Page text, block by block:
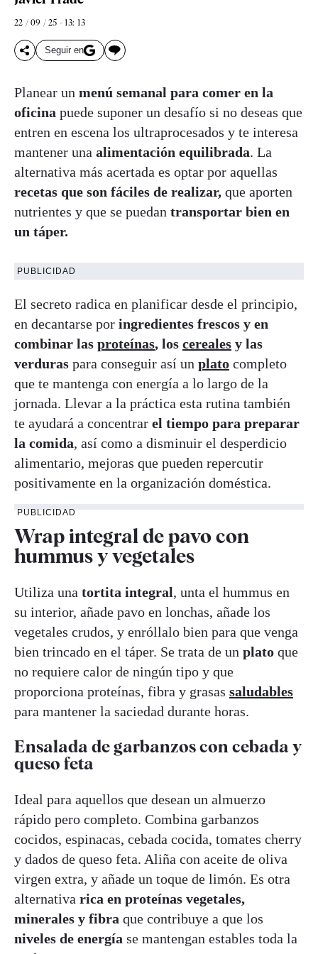
22 / 09 / 25 - 13: 13
Seguir en
Planear un menú semanal para comer en la
oficina puede suponer un desafío si no deseas que
entren en escena los ultraprocesados y te interesa
mantener una alimentación equilibrada. La
alternativa más acertada es optar por aquellas
recetas que son fáciles de realizar, que aporten
nutrientes y que se puedan transportar bien en
un táper.
PUBLICIDAD
El secreto radica en planificar desde el principio,
en decantarse por ingredientes frescos y en
combinar las proteínas, los cereales y las
verduras para conseguir así un plato completo
que te mantenga con energía a lo largo de la
jornada. Llevar a la práctica esta rutina también
te ayudará a concentrar el tiempo para preparar
la comida, así como a disminuir el desperdicio
alimentario, mejoras que pueden repercutir
positivamente en la organización doméstica.
PUBLICIDAD
Wrap integral de pavo con
hummus y vegetales
Utiliza una tortita integral, unta el hummus en
su interior, añade pavo en lonchas, añade los
vegetales crudos, y enróllalo bien para que venga
bien trincado en el táper. Se trata de un plato que
no requiere calor de ningún tipo y que
proporciona proteínas, fibra y grasas saludables
para mantener la saciedad durante horas.
Ensalada de garbanzos con cebada y
queso feta
Ideal para aquellos que desean un almuerzo
rápido pero completo. Combina garbanzos
cocidos, espinacas, cebada cocida, tomates cherry
y dados de queso feta. Aliña con aceite de oliva
virgen extra, y añade un toque de limón. Es otra
alternativa rica en proteínas vegetales,
minerales y fibra que contribuye a que los
niveles de energía se mantengan estables toda la